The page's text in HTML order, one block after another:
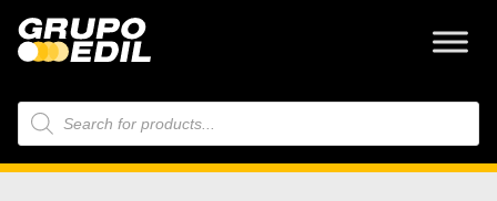
Búsqueda
de
productos